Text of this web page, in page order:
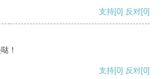
支持[0] 反对[0]
！
支持[0] 反对[0]